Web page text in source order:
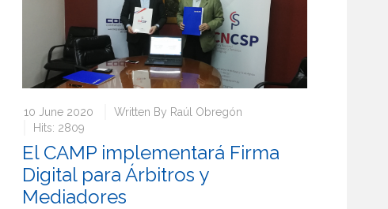
10 June 2020 Written By Raúl Obregón
Hits: 2809
El CAMP implementará Firma
Digital para Árbitros y
Mediadores